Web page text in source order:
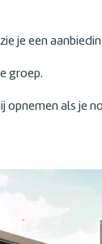
zie je een
groep.
als je